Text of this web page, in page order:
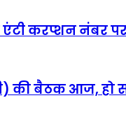
एंटी करप्शन
की बैठक आज, हो